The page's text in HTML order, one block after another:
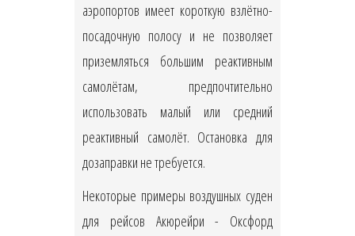
аэропортов имеет короткую взлётно-
посадочную полосу и не позволяет
приземляться большим реактивным
самолётам, предпочтительно
использовать малый или средний
реактивный самолёт. Остановка для
дозаправки не требуется.
Некоторые примеры воздушных суден
для рейсов Акюрейри - Оксфорд